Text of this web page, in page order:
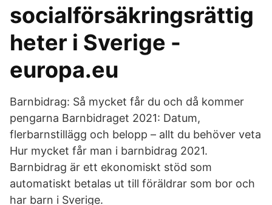
socialförsäkringsrättig
heter i Sverige -
europa.eu
Barnbidrag: Så mycket får du och då kommer
pengarna Barnbidraget 2021: Datum,
flerbarnstillägg och belopp – allt du behöver veta
Hur mycket får man i barnbidrag 2021.
Barnbidrag är ett ekonomiskt stöd som
automatiskt betalas ut till föräldrar som bor och
har barn i Sverige.